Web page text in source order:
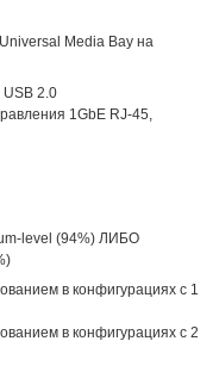
Media Bay на
2.0
1GbE RJ-45,
level (94%) ЛИБО
в конфигурациях с 1
в конфигурациях с 2